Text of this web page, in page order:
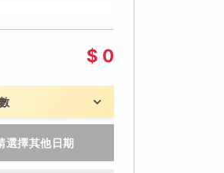
$ 0
選擇其他日期